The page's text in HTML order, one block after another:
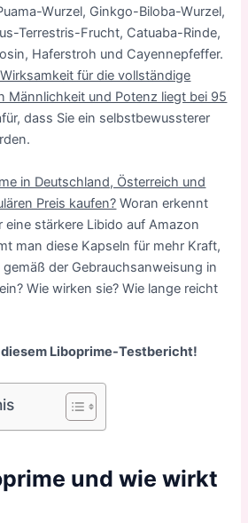
Wurzel, Ginkgo-Biloba-Wurzel,
Terrestris-Frucht, Catuaba-Rinde,
Haferstroh und Cayennepfeffer.
für die vollständige
Männlichkeit und Potenz liegt bei 95
dass Sie ein selbstbewussterer
in Deutschland, Österreich und
Preis kaufen? Woran erkennt
eine stärkere Libido auf Amazon
man diese Kapseln für mehr Kraft,
der Gebrauchsanweisung in
Wie wirken sie? Wie lange reicht
diesem Liboprime-Testbericht!
und wie wirkt